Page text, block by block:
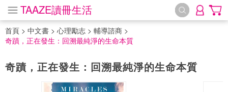
TAAZE讀冊生活
首頁 > 中文書 > 心理勵志 > 輔導諮商 >
奇蹟，正在發生：回溯最純淨的生命本質
奇蹟，正在發生：回溯最純淨的生命本質